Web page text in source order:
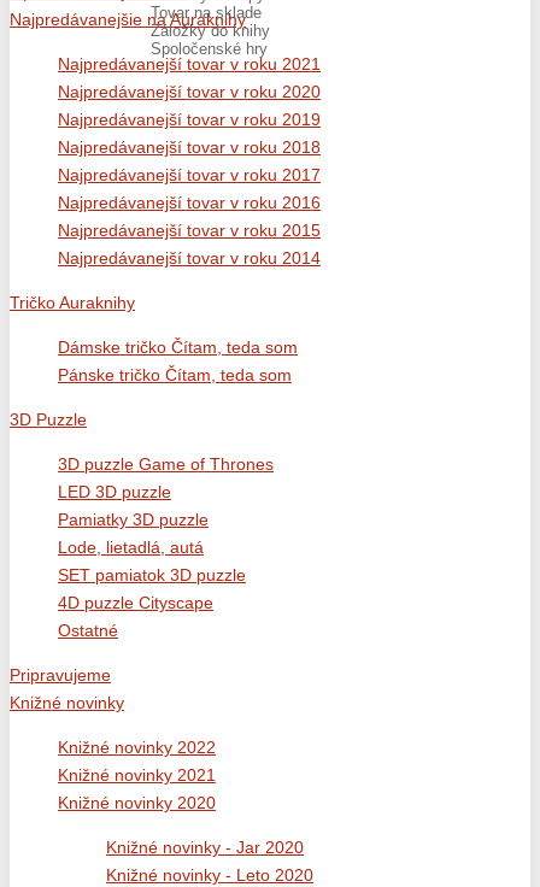
Tovar na sklade
Záložky do knihy
Spoločenské hry
Najpredávanejšie na Auraknihy
Najpredávanejší tovar v roku 2021
Najpredávanejší tovar v roku 2020
Najpredávanejší tovar v roku 2019
Najpredávanejší tovar v roku 2018
Najpredávanejší tovar v roku 2017
Najpredávanejší tovar v roku 2016
Najpredávanejší tovar v roku 2015
Najpredávanejší tovar v roku 2014
Tričko Auraknihy
Dámske tričko Čítam, teda som
Pánske tričko Čítam, teda som
3D Puzzle
3D puzzle Game of Thrones
LED 3D puzzle
Pamiatky 3D puzzle
Lode, lietadlá, autá
SET pamiatok 3D puzzle
4D puzzle Cityscape
Ostatné
Pripravujeme
Knižné novinky
Knižné novinky 2022
Knižné novinky 2021
Knižné novinky 2020
Knižné novinky - Jar 2020
Knižné novinky - Leto 2020